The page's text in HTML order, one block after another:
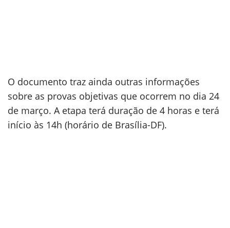
O documento traz ainda outras informações
sobre as provas objetivas que ocorrem no dia 24
de março. A etapa terá duração de 4 horas e terá
início às 14h (horário de Brasília-DF).